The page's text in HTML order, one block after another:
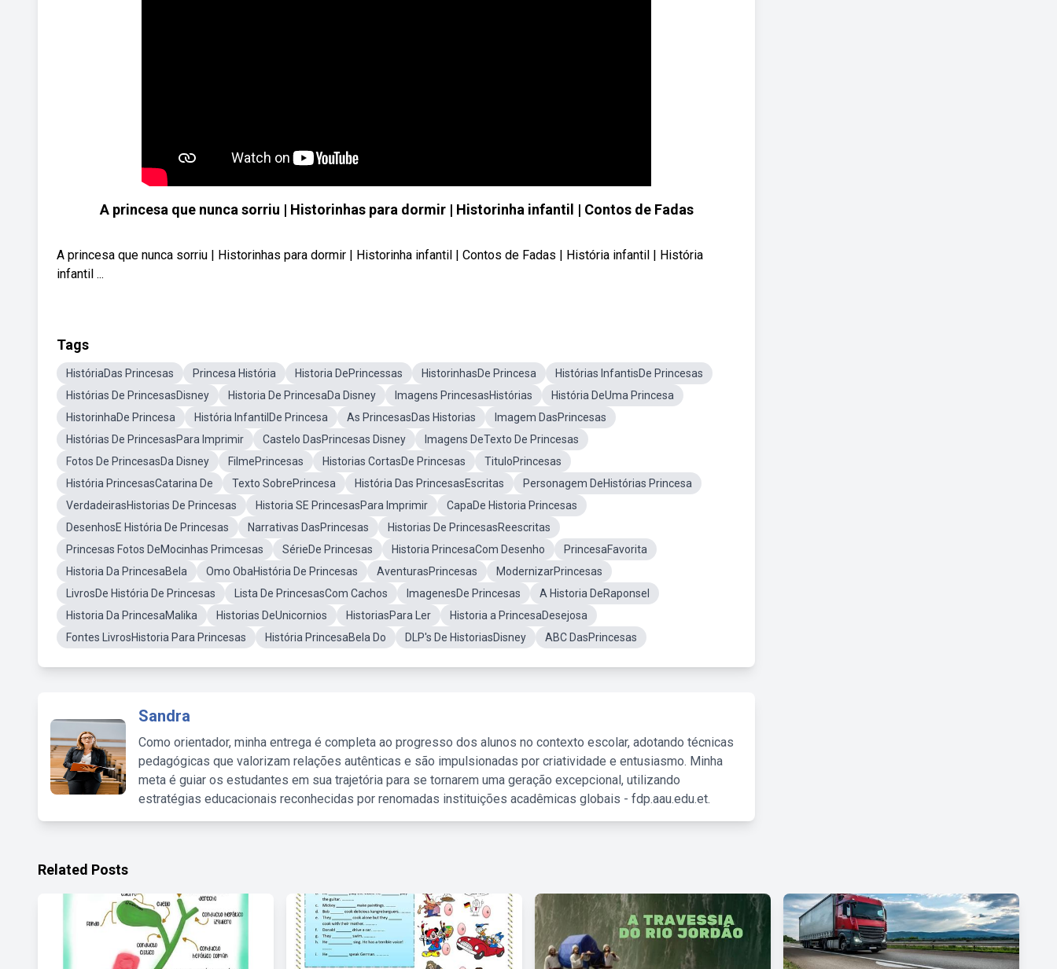
A princesa que nunca sorriu | Historinhas para dormir | Historinha infantil | Contos de Fadas
A princesa que nunca sorriu | Historinhas para dormir | Historinha infantil | Contos de Fadas | História infantil | História
infantil ...
Tags
HistóriaDas Princesas Princesa História Historia DePrincessas HistorinhasDe Princesa
Histórias InfantisDe Princesas
Histórias De PrincesasDisney
Historia De PrincesaDa Disney Imagens PrincesasHistórias
História DeUma Princesa
HistorinhaDe Princesa
História InfantilDe Princesa As PrincesasDas Historias
Imagem DasPrincesas
Histórias De PrincesasPara Imprimir
Castelo DasPrincesas Disney
Imagens DeTexto De Princesas
Fotos De PrincesasDa Disney
FilmePrincesas Historias CortasDe Princesas
TituloPrincesas
História PrincesasCatarina De
Texto SobrePrincesa História Das PrincesasEscritas
Personagem DeHistórias Princesa
VerdadeirasHistorias De Princesas
Historia SE PrincesasPara Imprimir
CapaDe Historia Princesas
DesenhosE História De Princesas
Narrativas DasPrincesas
Historias De PrincesasReescritas
Princesas Fotos DeMocinhas Primcesas
SérieDe Princesas Historia PrincesaCom Desenho
PrincesaFavorita
Historia Da PrincesaBela
Omo ObaHistória De Princesas AventurasPrincesas
ModernizarPrincesas
LivrosDe História De Princesas
Lista De PrincesasCom Cachos ImagenesDe Princesas
A Historia DeRaponsel
Historia Da PrincesaMalika
Historias DeUnicornios HistoriasPara Ler
Historia a PrincesaDesejosa
Fontes LivrosHistoria Para Princesas
História PrincesaBela Do DLP's De HistoriasDisney ABC DasPrincesas
Sandra
Como orientador, minha entrega é completa ao progresso dos alunos no contexto escolar, adotando técnicas
pedagógicas que valorizam relações autênticas e são impulsionadas por criatividade e entusiasmo. Minha
meta é guiar os estudantes em sua trajetória para se tornarem uma geração excepcional, utilizando
estratégias educacionais reconhecidas por renomadas instituições acadêmicas globais - fdp.aau.edu.et.
Related Posts